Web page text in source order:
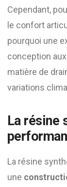
Cependant,
le confort
pourquoi une
conception
matière de
variations
La résine
La résine
une